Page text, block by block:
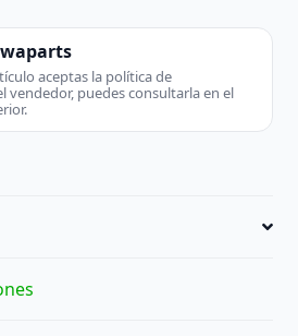
aceptas la política de
vendedor, puedes consultarla en el